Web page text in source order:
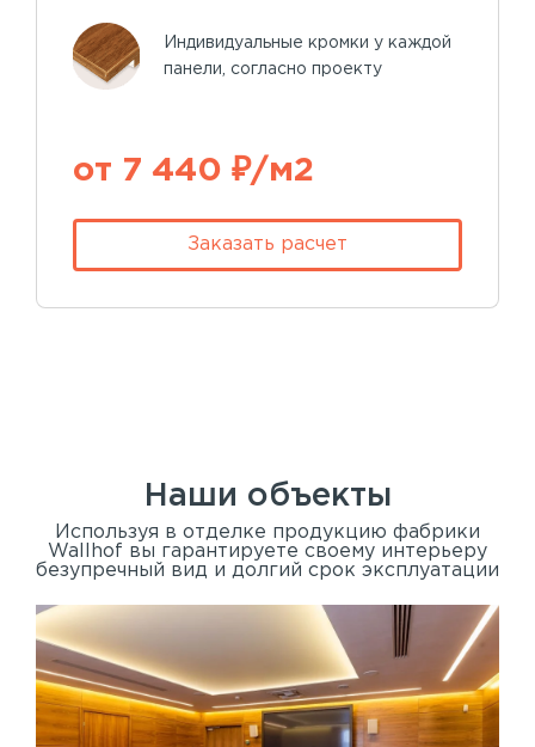
Индивидуальные кромки у каждой
панели, согласно проекту
от 7 440 ₽/м2
Заказать расчет
Наши объекты
Используя в отделке продукцию фабрики
Wallhof вы гарантируете своему интерьеру
безупречный вид и долгий срок эксплуатации